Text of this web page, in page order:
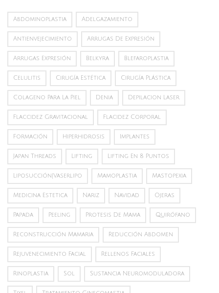
Abdominoplastia Adelgazamiento
Antienvejecimiento Arrugas De Expresión
Arrugas Expresión Belkyra Blefaroplastia
Celulitis Cirugía Estética Cirugía Plástica
Colageno Para La Piel Denia Depilacion Laser
Flaccidez Gravitacional Flacidez Corporal
Formación Hiperhidrosis Implantes
Japan Threads Lifting Lifting En 8 Puntos
Liposucción|vaserlipo Mamoplastia Mastopexia
Medicina Estetica Nariz Navidad Ojeras
Papada Peeling Protesis De Mama Quirófano
Reconstrucción Mamaria Reducción Abdomen
Rejuvenecimiento Facial Rellenos Faciales
Rinoplastia Sol Sustancia Neuromoduladora